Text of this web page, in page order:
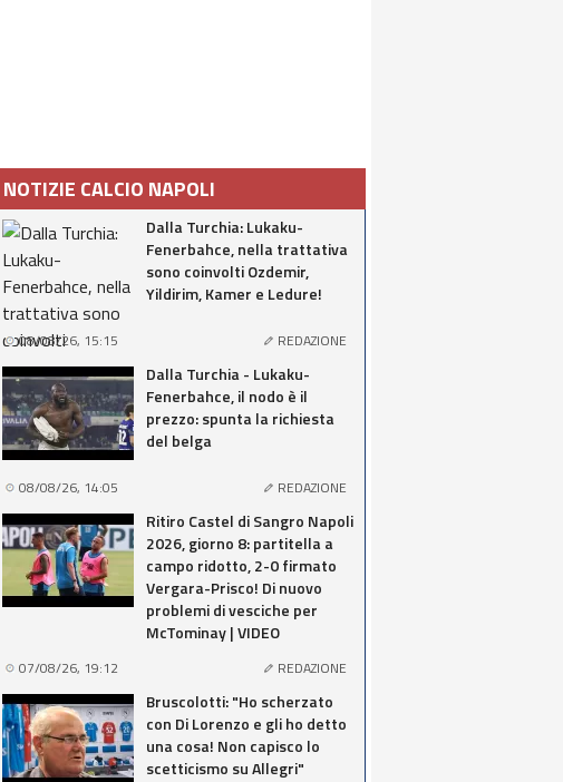
NOTIZIE CALCIO NAPOLI
Dalla Turchia: Lukaku-
Fenerbahce, nella trattativa
sono coinvolti Ozdemir,
Yildirim, Kamer e Ledure!
08/08/26, 15:15 REDAZIONE
Dalla Turchia - Lukaku-
Fenerbahce, il nodo è il
prezzo: spunta la richiesta
del belga
08/08/26, 14:05 REDAZIONE
Ritiro Castel di Sangro Napoli
2026, giorno 8: partitella a
campo ridotto, 2-0 firmato
Vergara-Prisco! Di nuovo
problemi di vesciche per
McTominay | VIDEO
07/08/26, 19:12 REDAZIONE
Bruscolotti: "Ho scherzato
con Di Lorenzo e gli ho detto
una cosa! Non capisco lo
scetticismo su Allegri"